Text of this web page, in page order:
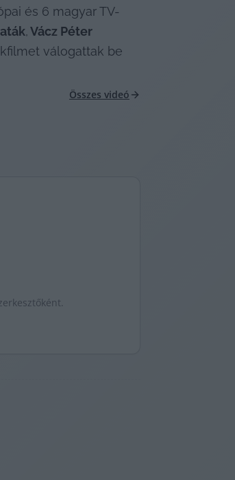
és 6 magyar TV-
, Vácz Péter
válogattak be
Összes videó